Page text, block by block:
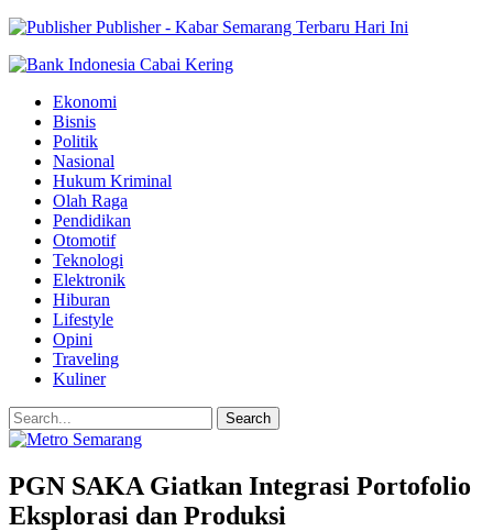
Publisher - Kabar Semarang Terbaru Hari Ini
Ekonomi
Bisnis
Politik
Nasional
Hukum Kriminal
Olah Raga
Pendidikan
Otomotif
Teknologi
Elektronik
Hiburan
Lifestyle
Opini
Traveling
Kuliner
PGN SAKA Giatkan Integrasi Portofolio
Eksplorasi dan Produksi